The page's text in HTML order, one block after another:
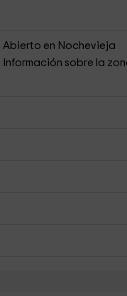
Abierto en Nochevieja
Información sobre la